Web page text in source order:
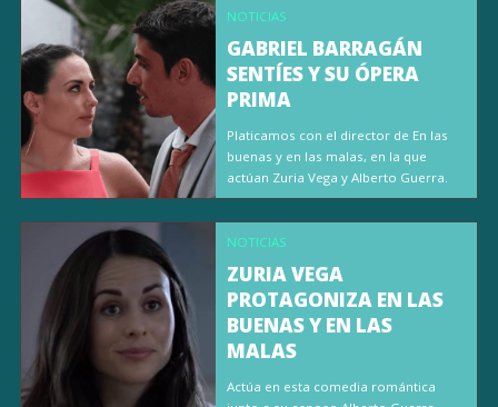
NOTICIAS
GABRIEL BARRAGÁN
SENTÍES Y SU ÓPERA
PRIMA
Platicamos con el director de En las
buenas y en las malas, en la que
actúan Zuria Vega y Alberto Guerra.
NOTICIAS
ZURIA VEGA
PROTAGONIZA EN LAS
BUENAS Y EN LAS
MALAS
Actúa en esta comedia romántica